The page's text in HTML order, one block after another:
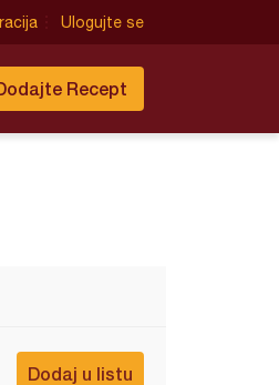
Ulogujte se
Recept
Dodaj u listu